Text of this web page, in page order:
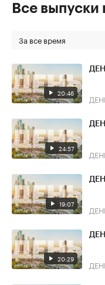
Все
За все время
20:46
24:57
19:07
20:29